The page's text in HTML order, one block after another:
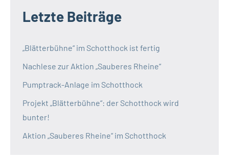
Letzte Beiträge
„Blätterbühne“ im Schotthock ist fertig
Nachlese zur Aktion „Sauberes Rheine“
Pumptrack-Anlage im Schotthock
Projekt „Blätterbühne“: der Schotthock wird
bunter!
Aktion „Sauberes Rheine“ im Schotthock